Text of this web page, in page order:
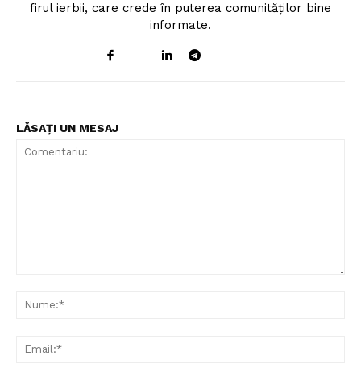
firul ierbii, care crede în puterea comunităților bine
informate.
LĂSAȚI UN MESAJ